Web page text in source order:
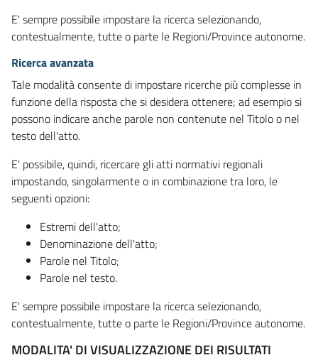
E' sempre possibile impostare la ricerca selezionando,
contestualmente, tutte o parte le Regioni/Province autonome.
Ricerca avanzata
Tale modalità consente di impostare ricerche più complesse in
funzione della risposta che si desidera ottenere; ad esempio si
possono indicare anche parole non contenute nel Titolo o nel
testo dell'atto.
E' possibile, quindi, ricercare gli atti normativi regionali
impostando, singolarmente o in combinazione tra loro, le
seguenti opzioni:
Estremi dell'atto;
Denominazione dell'atto;
Parole nel Titolo;
Parole nel testo.
E' sempre possibile impostare la ricerca selezionando,
contestualmente, tutte o parte le Regioni/Province autonome.
MODALITA' DI VISUALIZZAZIONE DEI RISULTATI